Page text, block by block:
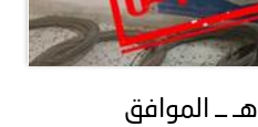
ليبيا ـ 1448/02/20هـ ــ الموافق